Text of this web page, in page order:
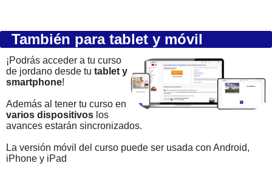
También para tablet y móvil
¡Podrás acceder a tu curso
de jordano desde tu tablet y
smartphone!
Además al tener tu curso en
varios dispositivos los
avances estarán sincronizados.
La versión móvil del curso puede ser usada con Android,
iPhone y iPad